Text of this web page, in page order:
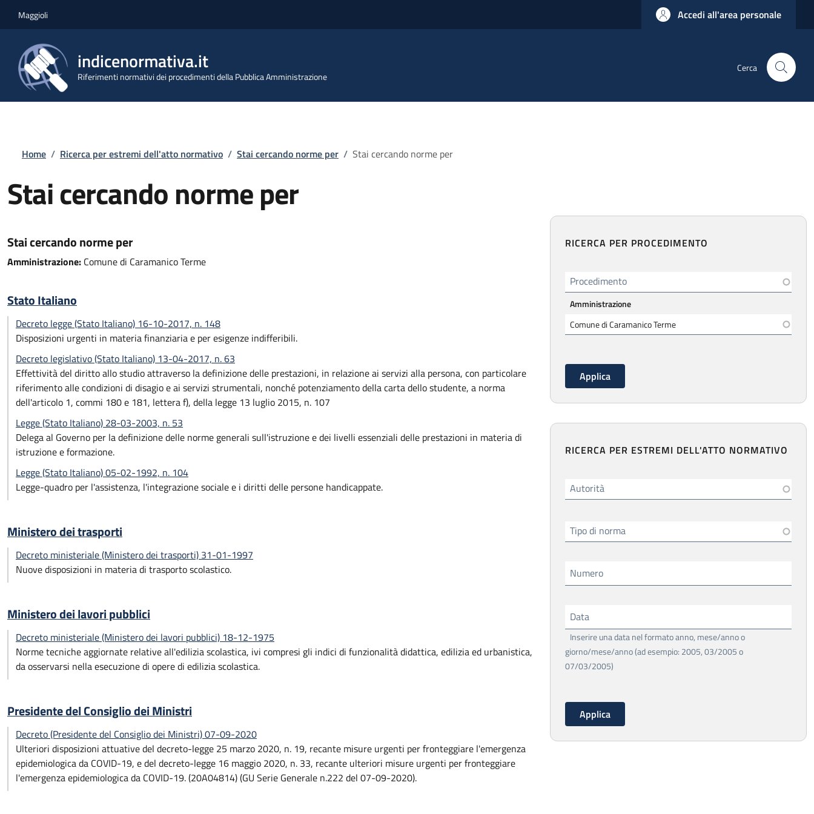
Maggioli Accedi all'area personale
indicenormativa.it
Riferimenti normativi dei procedimenti della Pubblica Amministrazione
Cerca
Briciole di pane
Home / Ricerca per estremi dell'atto normativo / Stai cercando norme per / Stai cercando norme per
Stai cercando norme per
Stai cercando norme per
Amministrazione: Comune di Caramanico Terme
Stato Italiano
Decreto legge (Stato Italiano) 16-10-2017, n. 148
Disposizioni urgenti in materia finanziaria e per esigenze indifferibili.
Decreto legislativo (Stato Italiano) 13-04-2017, n. 63
Effettività del diritto allo studio attraverso la definizione delle prestazioni, in relazione ai servizi alla persona, con particolare
riferimento alle condizioni di disagio e ai servizi strumentali, nonché potenziamento della carta dello studente, a norma
dell'articolo 1, commi 180 e 181, lettera f), della legge 13 luglio 2015, n. 107
Legge (Stato Italiano) 28-03-2003, n. 53
Delega al Governo per la definizione delle norme generali sull'istruzione e dei livelli essenziali delle prestazioni in materia di
istruzione e formazione.
Legge (Stato Italiano) 05-02-1992, n. 104
Legge-quadro per l'assistenza, l'integrazione sociale e i diritti delle persone handicappate.
Ministero dei trasporti
Decreto ministeriale (Ministero dei trasporti) 31-01-1997
Nuove disposizioni in materia di trasporto scolastico.
Ministero dei lavori pubblici
Decreto ministeriale (Ministero dei lavori pubblici) 18-12-1975
Norme tecniche aggiornate relative all'edilizia scolastica, ivi compresi gli indici di funzionalità didattica, edilizia ed urbanistica,
da osservarsi nella esecuzione di opere di edilizia scolastica.
Presidente del Consiglio dei Ministri
Decreto (Presidente del Consiglio dei Ministri) 07-09-2020
Ulteriori disposizioni attuative del decreto-legge 25 marzo 2020, n. 19, recante misure urgenti per fronteggiare l'emergenza
epidemiologica da COVID-19, e del decreto-legge 16 maggio 2020, n. 33, recante ulteriori misure urgenti per fronteggiare
l'emergenza epidemiologica da COVID-19. (20A04814) (GU Serie Generale n.222 del 07-09-2020).
RICERCA PER PROCEDIMENTO
Procedimento
Amministrazione
RICERCA PER ESTREMI DELL'ATTO NORMATIVO
Autorità
Tipo di norma
Numero
Data
Inserire una data nel formato anno, mese/anno o
giorno/mese/anno (ad esempio: 2005, 03/2005 o
07/03/2005)